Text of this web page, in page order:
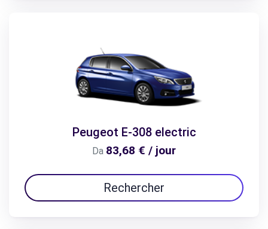
Peugeot E-308 electric
Da 83,68 € / jour
Rechercher